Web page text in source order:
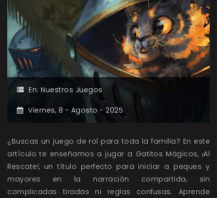
En: Nuestros Juegos
Viernes, 8 - Agosto - 2025
¿Buscas un juego de rol para toda la familia? En este
artículo te enseñamos a jugar a Gatitos Mágicos, ¡Al
Rescate!, un título perfecto para iniciar a peques y
mayores en la narración compartida, sin
complicadas tiradas ni reglas confusas. Aprende